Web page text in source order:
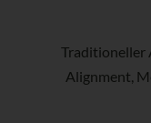
Traditioneller
Alignment,